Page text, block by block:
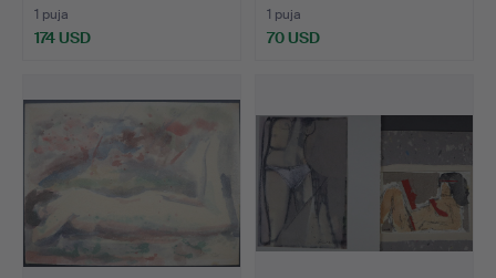
1 puja
174 USD
1 puja
70 USD